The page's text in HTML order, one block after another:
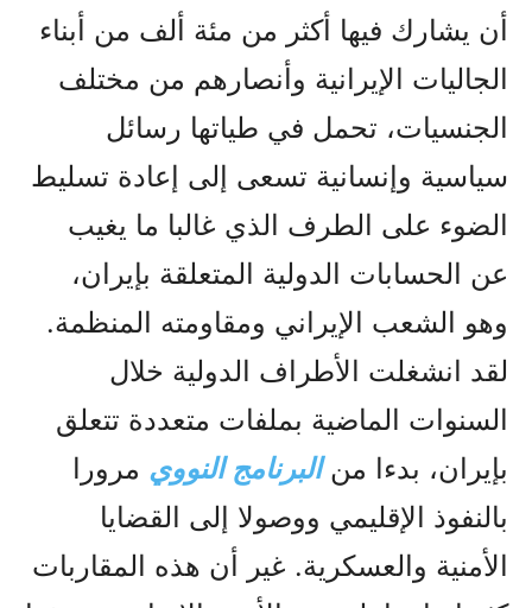
أن يشارك فيها أكثر من مئة ألف من أبناء
الجاليات الإيرانية وأنصارهم من مختلف
الجنسيات، تحمل في طياتها رسائل
سياسية وإنسانية تسعى إلى إعادة تسليط
الضوء على الطرف الذي غالبا ما يغيب
عن الحسابات الدولية المتعلقة بإيران،
وهو الشعب الإيراني ومقاومته المنظمة.
لقد انشغلت الأطراف الدولية خلال
السنوات الماضية بملفات متعددة تتعلق
بإيران، بدءا منالبرنامج النووي مرورا
بالنفوذ الإقليمي ووصولا إلى القضايا
الأمنية والعسكرية. غير أن هذه المقاربات